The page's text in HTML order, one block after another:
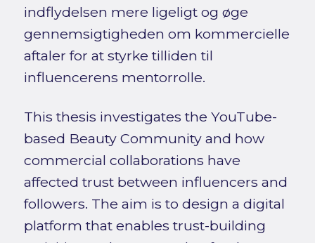
indflydelsen mere ligeligt og øge
gennemsigtigheden om kommercielle
aftaler for at styrke tilliden til
influencerens mentorrolle.
This thesis investigates the YouTube-
based Beauty Community and how
commercial collaborations have
affected trust between influencers and
followers. The aim is to design a digital
platform that enables trust-building